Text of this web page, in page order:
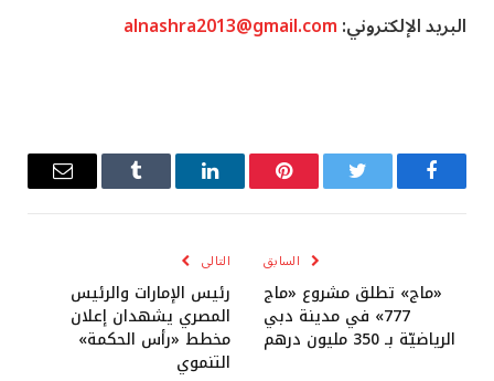
البريد الإلكتروني:alnashra2013@gmail.com
فيسبوك تويتر بينتيريستلينكدإن Tumblr
البريد
السابق
«ماج» تطلق مشروع «ماج
777» في مدينة دبي
الرياضيّة بـ 350 مليون درهم
التالى
رئيس الإمارات والرئيس
المصري يشهدان إعلان
مخطط «رأس الحكمة»
التنموي